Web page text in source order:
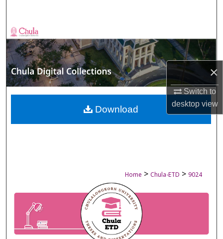
×
Switch to
desktopview
Browse Collections
My Account
About
Digital Commons Network™
Home > Chula-ETD > 9024
Download